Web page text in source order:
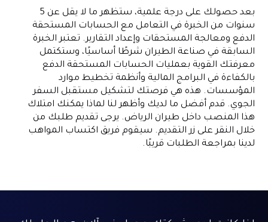
بعد حصولك على درجة علمية، ستظهر ما لا يقل عن 5
سنوات من الخبرة في التعامل مع الحسابات المستحقة
الدفع ومعالجة المستحقات وإعداد التقارير. تعتبر الخبرة
السابقة في صناعة الطيران شرطًا أساسيًا، وستكتمل
معرفتك القوية بعمليات الحسابات المستحقة الدفع
بالكفاءة في البرامج المالية وأنظمة تخطيط موارد
المؤسسات. هذه هي فرصتك لتشكيل مستقبل السفر
الجوي. قدم أفضل ما لديك وأظهر لنا لماذا يمكنك امتلاك
هذا المنصب داخل طيران الرياض. يرجى تقديم طلبك من
خلال النقر على زر التقديم. سيقوم فريق اكتساب المواهب
لدينا بمراجعة الطلبات قريبًا.